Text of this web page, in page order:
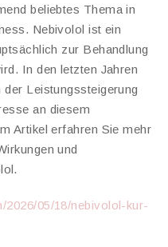
beliebtes Thema in
Nebivolol ist ein
zur Behandlung
In den letzten Jahren
Leistungssteigerung
an diesem
Artikel erfahren Sie mehr
und
2026/05/18/nebivolol-kur-